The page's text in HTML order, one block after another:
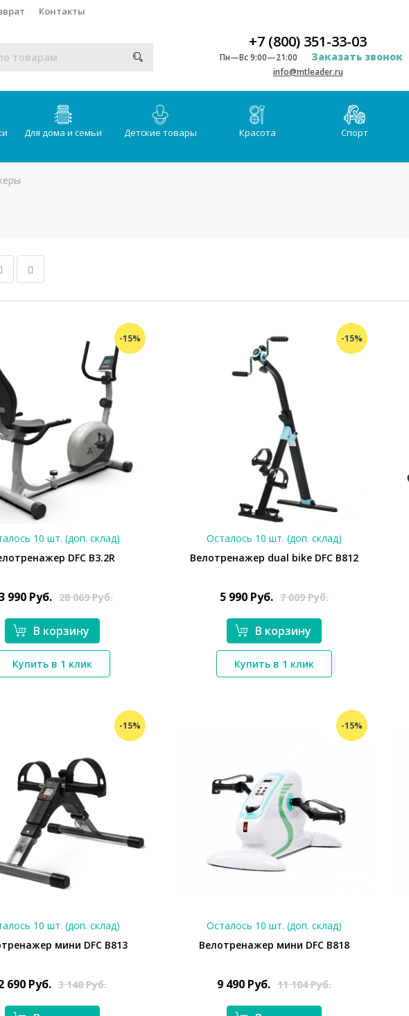
Контакты
+7 (800) 351-33-03
Пн—Вс 9:00—21:00 Заказать звонок
info@mtleader.ru
Для дома и семьи Детские товары Красота Спорт
-15%
*}
10 шт. (доп. склад)
DFC B3.2R
990 Руб. 28 069Руб.
В корзину
Купить в 1 клик
-15%
*}
Осталось 10 шт. (доп. склад)
Велотренажер dual bike DFC B812
5 990 Руб. 7 009Руб.
В корзину
Купить в 1 клик
-15%
10 шт. (доп. склад)
мини DFC B813
690 Руб. 3 148Руб.
-15%
Осталось 10 шт. (доп. склад)
Велотренажер мини DFC B818
9 490 Руб. 11 104Руб.